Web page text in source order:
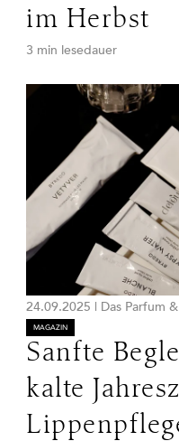
im Herbst
3 min lesedauer
24.09.2025 | Das Parfum
MAGAZIN
Sanfte
kalte